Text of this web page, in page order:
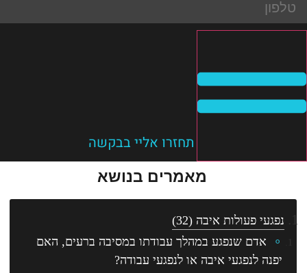
תחזרו אליי בבקשה
מאמרים בנושא
נפגעי פעולות איבה (32)
אדם שנפגע במהלך עבודתו במסיבה ברעים, האם
יפנה לנפגעי איבה או לנפגעי עבודה?